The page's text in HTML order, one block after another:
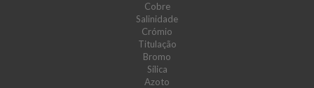
Cobre
Salinidade
Crómio
Titulação
Bromo
Sílica
Azoto